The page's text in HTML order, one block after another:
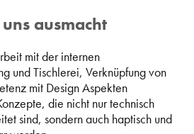
ausmacht
mit der internen
und Tischlerei, Verknüpfung von
mit Design Aspekten
die nicht nur technisch
sind, sondern auch haptisch und